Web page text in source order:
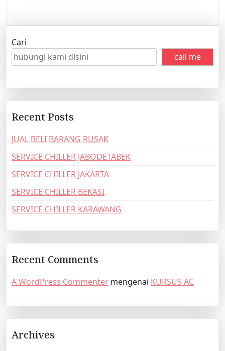
Cari
call me
Recent Posts
JUAL BELI BARANG RUSAK
SERVICE CHILLER JABODETABEK
SERVICE CHILLER JAKARTA
SERVICE CHILLER BEKASI
SERVICE CHILLER KARAWANG
Recent Comments
A WordPress Commenter mengenai KURSUS AC
Archives